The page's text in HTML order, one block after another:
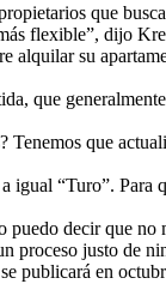
que
flexible”, dijo
su
que
que
“Turo”. Para
decir que no
proceso justo de
publicará en